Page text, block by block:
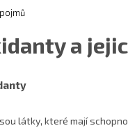
a
látky, které mají